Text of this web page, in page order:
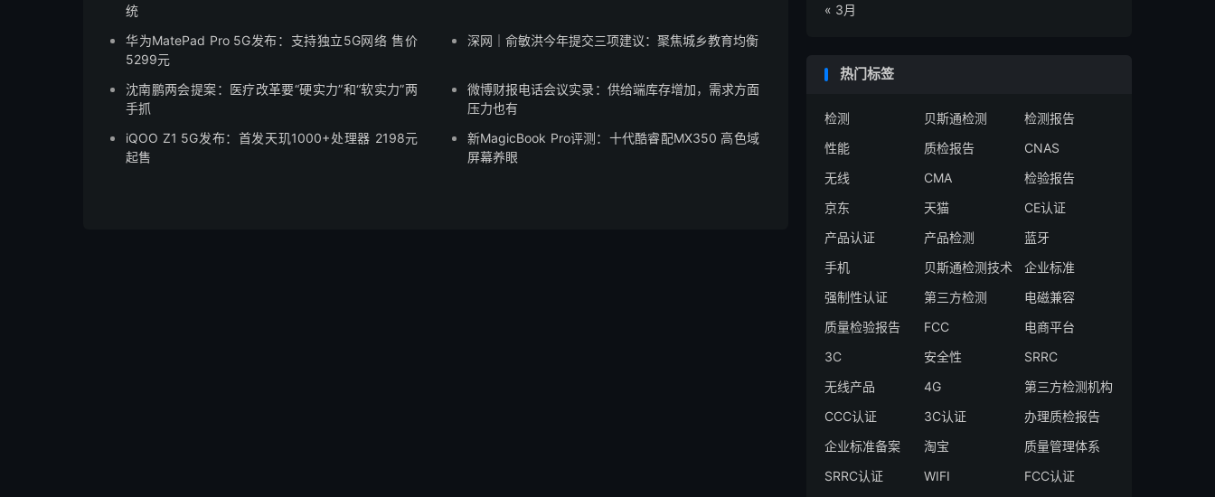
统
华为MatePad Pro 5G发布：支持独立5G网络 售价
5299元
深网｜俞敏洪今年提交三项建议：聚焦城乡教育均衡
沈南鹏两会提案：医疗改革要“硬实力”和“软实力”两
手抓
微博财报电话会议实录：供给端库存增加，需求方面
压力也有
iQOO Z1 5G发布：首发天玑1000+处理器 2198元
起售
新MagicBook Pro评测：十代酷睿配MX350 高色域
屏幕养眼
« 3月
热门标签
检测 贝斯通检测
检测报告
性能
质检报告
CNAS
无线
CMA
检验报告
京东
天猫
CE认证
产品认证
产品检测
蓝牙
手机
贝斯通检测技术
企业标准
强制性认证
第三方检测
电磁兼容
质量检验报告
FCC
电商平台
3C
安全性
SRRC
无线产品
4G
第三方检测机构
CCC认证
3C认证
办理质检报告
企业标准备案
淘宝
质量管理体系
SRRC认证
WIFI
FCC认证